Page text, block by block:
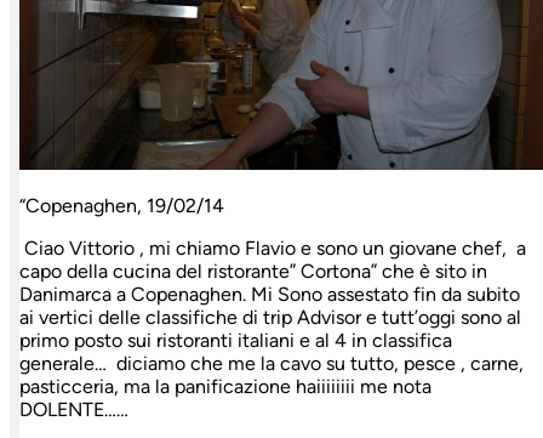
“Copenaghen, 19/02/14
Ciao Vittorio , mi chiamo Flavio e sono un giovane chef, a
capo della cucina del ristorante” Cortona” che è sito in
Danimarca a Copenaghen. Mi Sono assestato fin da subito
ai vertici delle classifiche di trip Advisor e tutt’oggi sono al
primo posto sui ristoranti italiani e al 4 in classifica
generale… diciamo che me la cavo su tutto, pesce , carne,
pasticceria, ma la panificazione haiiiiiiii me nota
DOLENTE……